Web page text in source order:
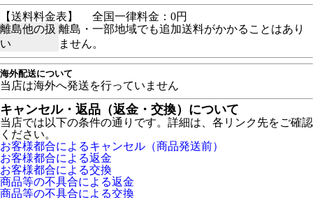
【送料料金表】
全国一律料金：0円
離島他の扱
い
離島・一部地域でも追加送料がかかることはあり
ません。
海外配送について
当店は海外へ発送を行っていません
キャンセル・返品（返金・交換）について
当店では以下の条件の通りです。詳細は、各リンク先をご確認
ください。
お客様都合によるキャンセル（商品発送前）
お客様都合による返金
お客様都合による交換
商品等の不具合による返金
商品等の不具合による交換